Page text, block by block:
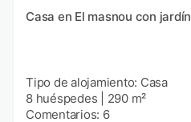
Casa en El masnou con jardín
Tipo de alojamiento: Casa
8 huéspedes
290 m²
Comentarios: 6